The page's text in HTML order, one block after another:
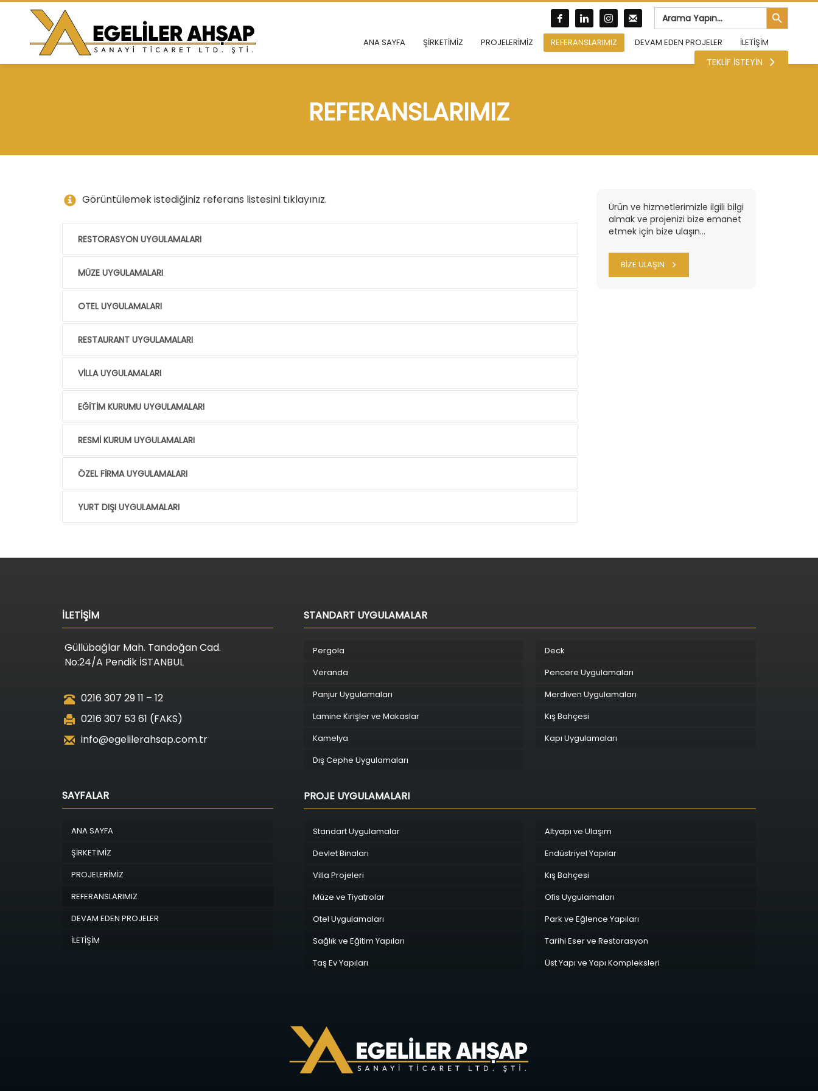
Search
for:
Search Button
ANA SAYFA ŞİRKETİMİZ PROJELERİMİZ REFERANSLARIMIZ DEVAM EDEN PROJELER İLETİŞİM
TEKLİF İSTEYİN
REFERANSLARIMIZ
Görüntülemek istediğiniz referans listesini tıklayınız.
RESTORASYON UYGULAMALARI
MÜZE UYGULAMALARI
OTEL UYGULAMALARI
RESTAURANT UYGULAMALARI
VİLLA UYGULAMALARI
EĞİTİM KURUMU UYGULAMALARI
RESMİ KURUM UYGULAMALARI
ÖZEL FİRMA UYGULAMALARI
YURT DIŞI UYGULAMALARI
Ürün ve hizmetlerimizle ilgili bilgi
almak ve projenizi bize emanet
etmek için bize ulaşın...
BİZE ULAŞIN
İLETİŞİM
Güllübağlar Mah. Tandoğan Cad.
No:24/A Pendik İSTANBUL
0216 307 29 11 – 12
0216 307 53 61 (FAKS)
info@egelilerahsap.com.tr
SAYFALAR
ANA SAYFA
ŞİRKETİMİZ
PROJELERİMİZ
REFERANSLARIMIZ
DEVAM EDEN PROJELER
İLETİŞİM
STANDART UYGULAMALAR
Pergola
Deck
Veranda
Pencere Uygulamaları
Panjur Uygulamaları
Merdiven Uygulamaları
Lamine Kirişler ve Makaslar
Kış Bahçesi
Kamelya
Kapı Uygulamaları
Dış Cephe Uygulamaları
PROJE UYGULAMALARI
Standart Uygulamalar
Altyapı ve Ulaşım
Devlet Binaları
Endüstriyel Yapılar
Villa Projeleri
Kış Bahçesi
Müze ve Tiyatrolar
Ofis Uygulamaları
Otel Uygulamaları
Park ve Eğlence Yapıları
Sağlık ve Eğitim Yapıları
Tarihi Eser ve Restorasyon
Taş Ev Yapıları
Üst Yapı ve Yapı Kompleksleri